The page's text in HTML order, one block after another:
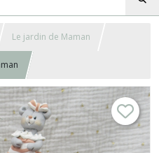
Le jardin de Maman